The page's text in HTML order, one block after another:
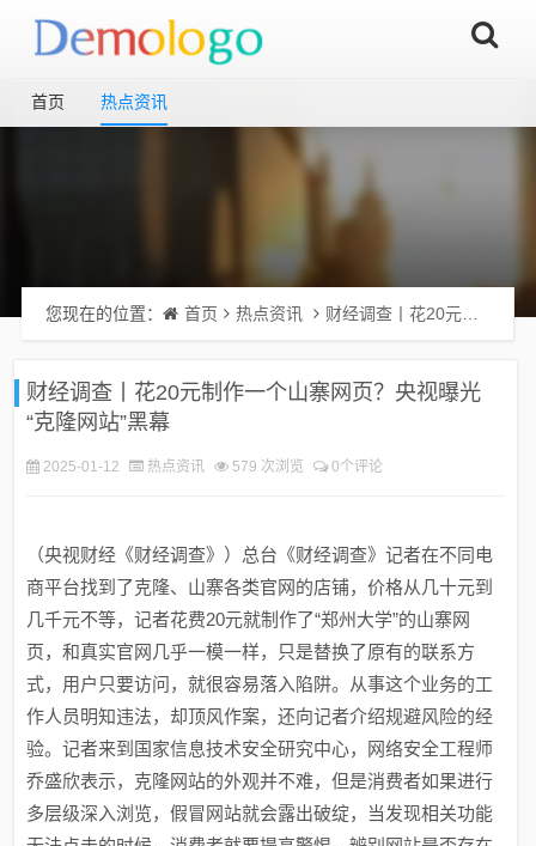
首页 热点资讯
您现在的位置： 首页 热点资讯 财经调查丨花20元制作一个山寨网页？央视曝光“克隆网站”黑幕
财经调查丨花20元制作一个山寨网页？央视曝光
“克隆网站”黑幕
2025-01-12 热点资讯 579 次浏览 0个评论
（央视财经《财经调查》）总台《财经调查》记者在不同电
商平台找到了克隆、山寨各类官网的店铺，价格从几十元到
几千元不等，记者花费20元就制作了“郑州大学”的山寨网
页，和真实官网几乎一模一样，只是替换了原有的联系方
式，用户只要访问，就很容易落入陷阱。从事这个业务的工
作人员明知违法，却顶风作案，还向记者介绍规避风险的经
验。记者来到国家信息技术安全研究中心，网络安全工程师
乔盛欣表示，克隆网站的外观并不难，但是消费者如果进行
多层级深入浏览，假冒网站就会露出破绽，当发现相关功能